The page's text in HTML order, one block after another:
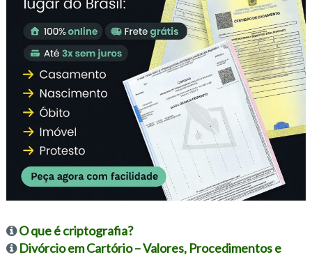
O que é criptografia?
Divórcio em Cartório – Valores, Procedimentos e